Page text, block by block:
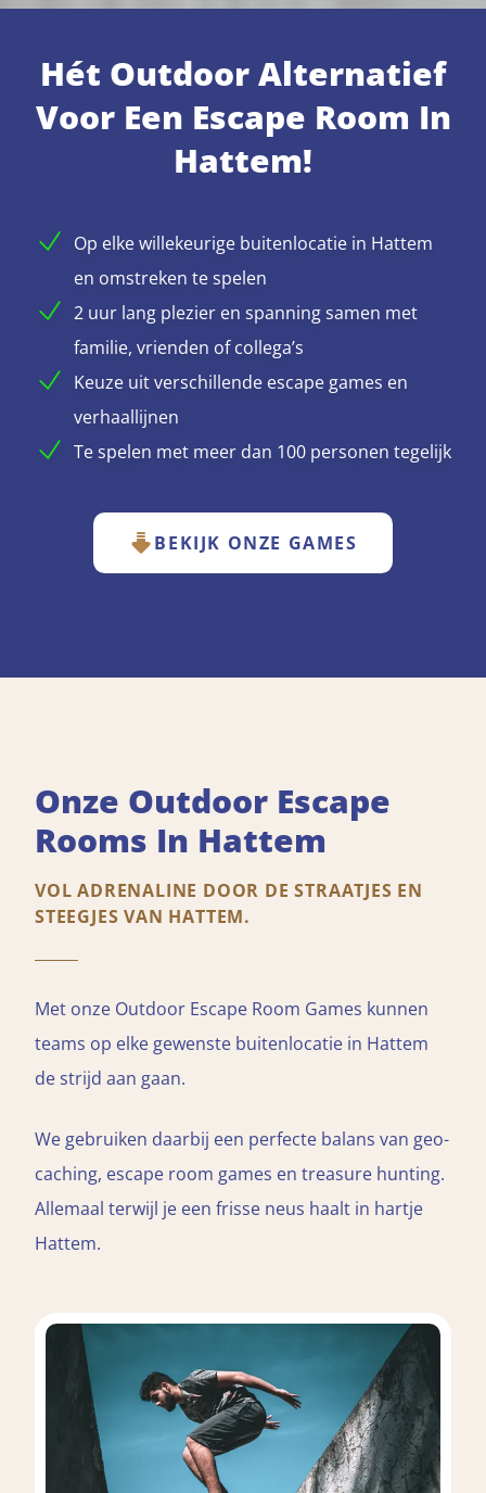
Hét Outdoor Alternatief
Voor Een Escape Room In
Hattem!
Op elke willekeurige buitenlocatie in Hattem
en omstreken te spelen
2 uur lang plezier en spanning samen met
familie, vrienden of collega’s
Keuze uit verschillende escape games en
verhaallijnen
Te spelen met meer dan 100 personen tegelijk
BEKIJK ONZE GAMES
Onze Outdoor Escape
Rooms In Hattem
VOL ADRENALINE DOOR DE STRAATJES EN
STEEGJES VAN HATTEM.
Met onze Outdoor Escape Room Games kunnen
teams op elke gewenste buitenlocatie in Hattem
de strijd aan gaan.
We gebruiken daarbij een perfecte balans van geo-
caching, escape room games en treasure hunting.
Allemaal terwijl je een frisse neus haalt in hartje
Hattem.